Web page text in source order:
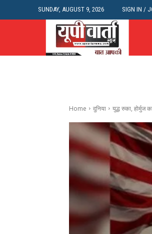
SUNDAY, AUGUST 9, 2026 SIGN IN /
Home दुनिया युद्ध रुका, होर्मुज